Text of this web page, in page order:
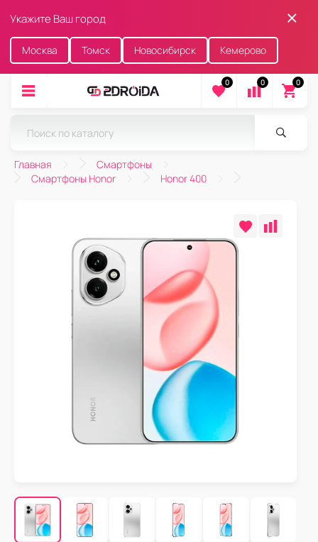
Укажите Ваш город
Москва Томск Новосибирск Кемерово
0 0 0
Главная
Смартфоны
Смартфоны Honor
Honor 400